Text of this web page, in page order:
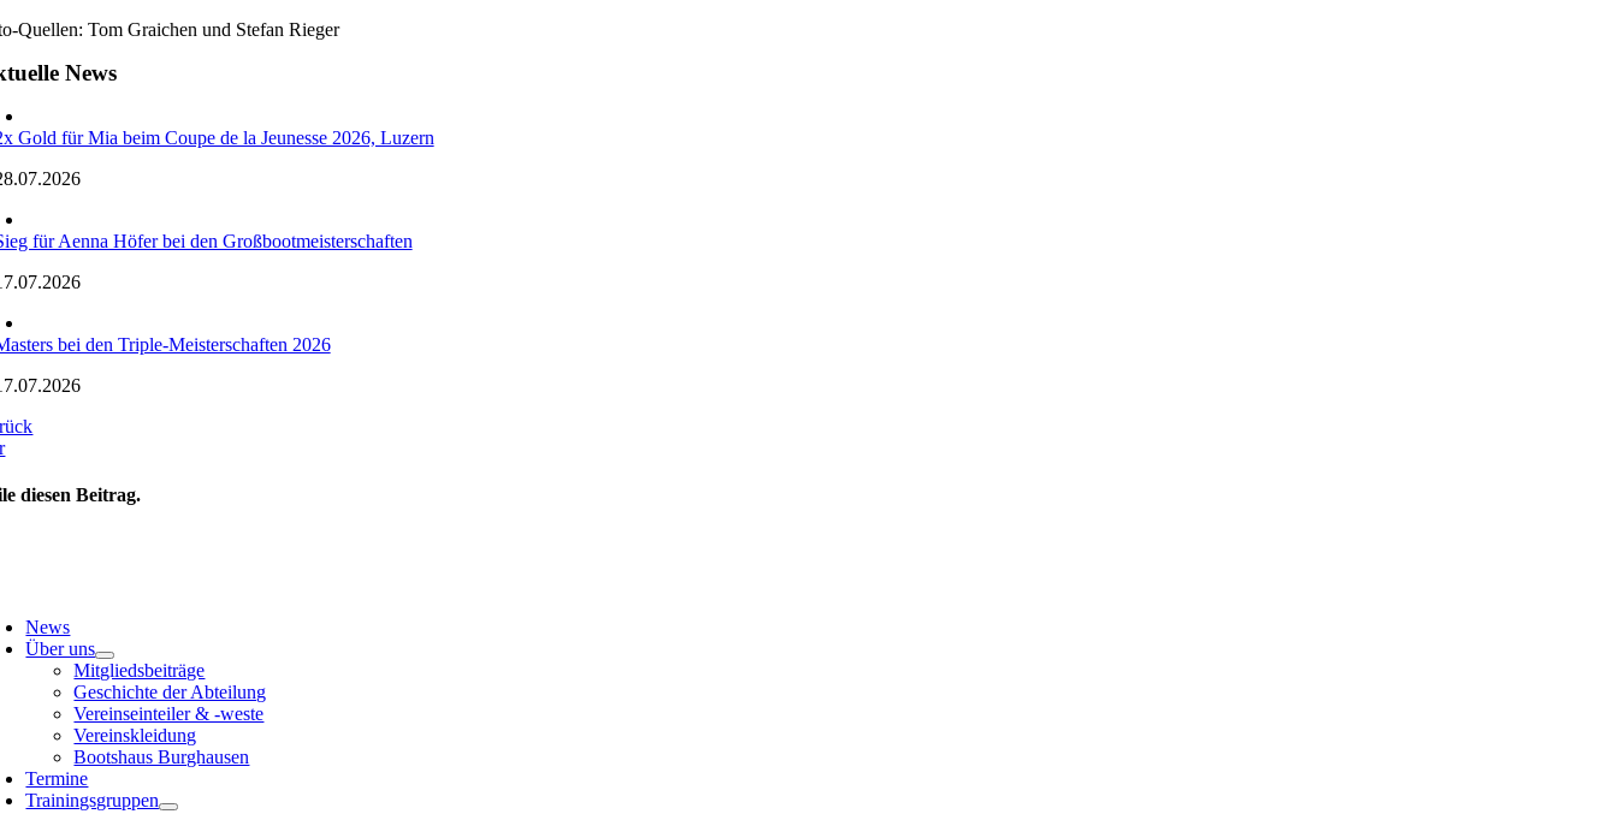
Quellen: Tom Graichen und Stefan Rieger
News
Gold für Mia beim Coupe de la Jeunesse 2026, Luzern
für Aenna Höfer bei den Großbootmeisterschaften
bei den Triple-Meisterschaften 2026
diesen Beitrag.
News
Über uns
Mitgliedsbeiträge
Geschichte der Abteilung
Vereinseinteiler & -weste
Vereinskleidung
Bootshaus Burghausen
Termine
Trainingsgruppen